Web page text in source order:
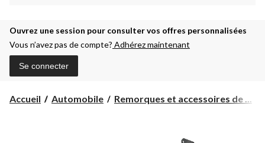
Ouvrez une session pour consulter vos offres personnalisées
Vous n’avez pas de compte? Adhérez maintenant
Se connecter
Accueil Automobile Remorques et accessoires de ...